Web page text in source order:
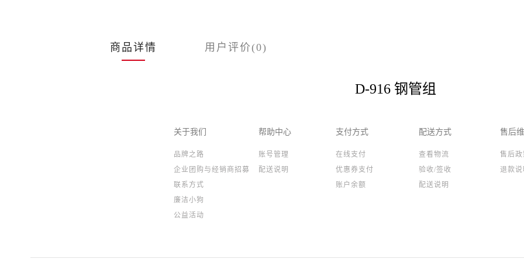
商品详情 用户评价(0)
D-916 钢管组
关于我们
品牌之路
企业团购与经销商招募
联系方式
廉洁小狗
公益活动
帮助中心
账号管理
配送说明
支付方式
在线支付
优惠券支付
账户余额
配送方式
查看物流
验收/签收
配送说明
售后
售后政
退款说